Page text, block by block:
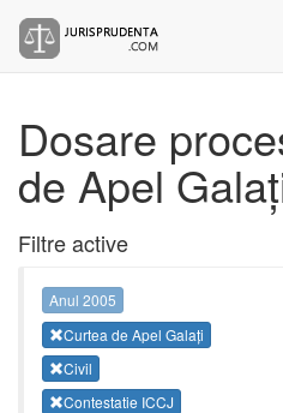
Dosare
de Apel
Filtre active
Anul 2005
Curtea de Apel Galați
Civil
Contestatie ICCJ